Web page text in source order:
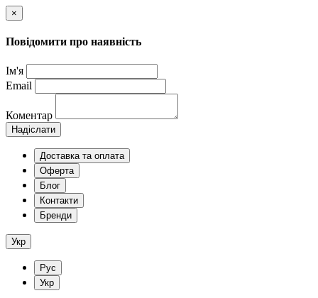
×
Повідомити про наявність
Ім'я
Email
Коментар
Надіслати
Доставка та оплата
Оферта
Блог
Контакти
Бренди
Укр
Рус
Укр